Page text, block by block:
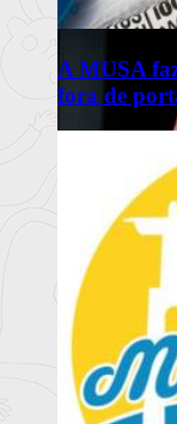
A MUSA
fora de